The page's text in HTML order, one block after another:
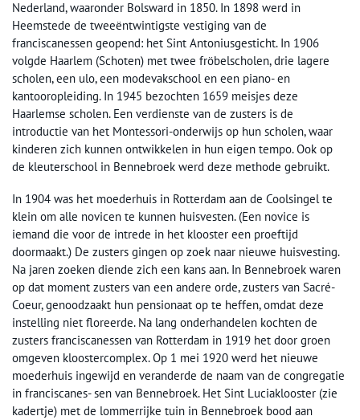
Nederland, waaronder Bolsward in 1850. In 1898 werd in
Heemstede de tweeëntwintigste vestiging van de
franciscanessen geopend: het Sint Antoniusgesticht. In 1906
volgde Haarlem (Schoten) met twee fröbelscholen, drie lagere
scholen, een ulo, een modevakschool en een piano- en
kantooropleiding. In 1945 bezochten 1659 meisjes deze
Haarlemse scholen. Een verdienste van de zusters is de
introductie van het Montessori-onderwijs op hun scholen, waar
kinderen zich kunnen ontwikkelen in hun eigen tempo. Ook op
de kleuterschool in Bennebroek werd deze methode gebruikt.
In 1904 was het moederhuis in Rotterdam aan de Coolsingel te
klein om alle novicen te kunnen huisvesten. (Een novice is
iemand die voor de intrede in het klooster een proeftijd
doormaakt.) De zusters gingen op zoek naar nieuwe huisvesting.
Na jaren zoeken diende zich een kans aan. In Bennebroek waren
op dat moment zusters van een andere orde, zusters van Sacré-
Coeur, genoodzaakt hun pensionaat op te heffen, omdat deze
instelling niet floreerde. Na lang onderhandelen kochten de
zusters franciscanessen van Rotterdam in 1919 het door groen
omgeven kloostercomplex. Op 1 mei 1920 werd het nieuwe
moederhuis ingewijd en veranderde de naam van de congregatie
in franciscanes- sen van Bennebroek. Het Sint Luciaklooster (zie
kadertje) met de lommerrijke tuin in Bennebroek bood aan